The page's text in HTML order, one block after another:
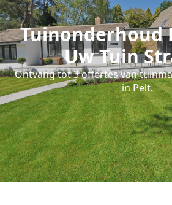
Tuinonderhoud
Uw Tuin
Ontvang tot 3 offertes van
in Pelt.